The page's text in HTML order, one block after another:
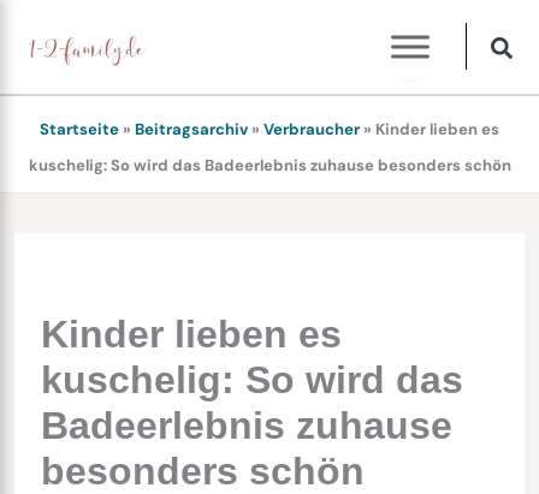
Inhalt
springen
Startseite » Beitragsarchiv » Verbraucher » Kinder lieben es
kuschelig: So wird das Badeerlebnis zuhause besonders schön
Kinder lieben es
kuschelig: So wird das
Badeerlebnis zuhause
besonders schön